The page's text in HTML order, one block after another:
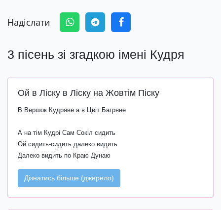
Надіслати
3 пісень зі згадкою імені Кудря
Ой в Ліску в Ліску на Жовтім Піску
В Вершок Кудряве а в Цвіт Багряне
А на тім Кудрі Сам Сокіл сидить
Ой сидить-сидить далеко видить
Далеко видить по Краю Дунаю
Дізнатись більше (джерело)